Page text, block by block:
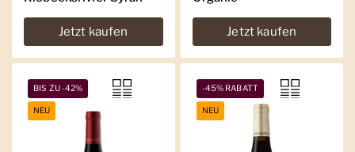
Jetzt kaufen Jetzt kaufen
BIS ZU -42%
NEU
-45% RABATT
NEU